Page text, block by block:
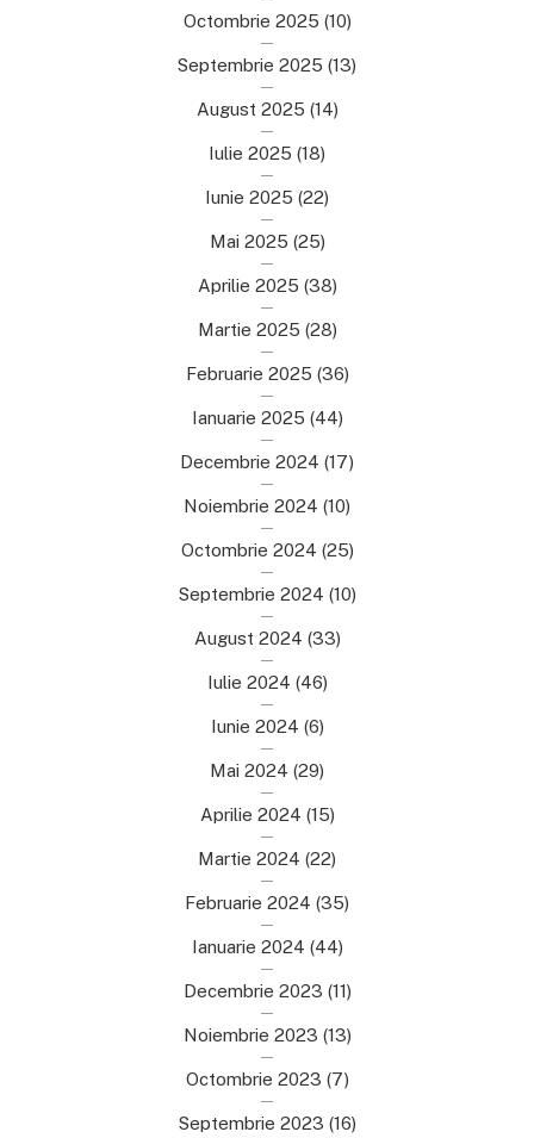
Octombrie 2025 (10)
Septembrie 2025 (13)
August 2025 (14)
Iulie 2025 (18)
Iunie 2025 (22)
Mai 2025 (25)
Aprilie 2025 (38)
Martie 2025 (28)
Februarie 2025 (36)
Ianuarie 2025 (44)
Decembrie 2024 (17)
Noiembrie 2024 (10)
Octombrie 2024 (25)
Septembrie 2024 (10)
August 2024 (33)
Iulie 2024 (46)
Iunie 2024 (6)
Mai 2024 (29)
Aprilie 2024 (15)
Martie 2024 (22)
Februarie 2024 (35)
Ianuarie 2024 (44)
Decembrie 2023 (11)
Noiembrie 2023 (13)
Octombrie 2023 (7)
Septembrie 2023 (16)